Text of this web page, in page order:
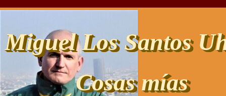
Miguel Los Santos
Cosas mías